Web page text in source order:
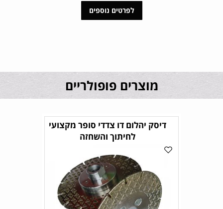
לפרטים נוספים
מוצרים פופולריים
דיסק יהלום דו צדדי סופר מקצועי
לחיתוך והשחזה